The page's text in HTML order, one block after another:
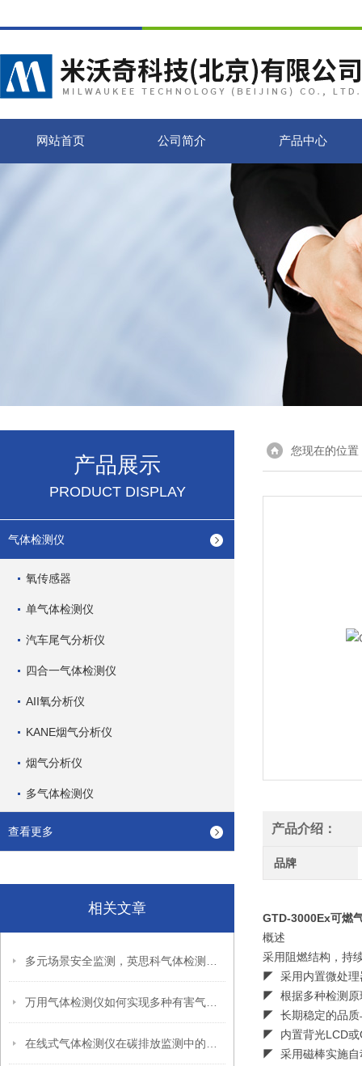
网站首页 公司简介 产品中心
产品展示
PRODUCT DISPLAY
气体检测仪
氧传感器
单气体检测仪
汽车尾气分析仪
四合一气体检测仪
AII氧分析仪
KANE烟气分析仪
烟气分析仪
多气体检测仪
查看更多
相关文章
您现在的位置
产品介绍：
品牌
GTD-3000Ex可燃
概述
采用阻燃结构，持
◤ 采用内置微处理
◤ 根据多种检测原
◤ 长期稳定的品质
◤ 内置背光LCD或
◤ 采用磁棒实施自